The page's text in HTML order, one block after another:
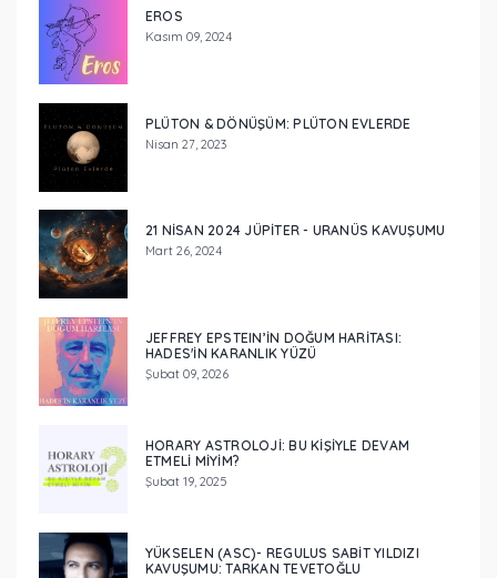
EROS
Kasım 09, 2024
PLÜTON & DÖNÜŞÜM: PLÜTON EVLERDE
Nisan 27, 2023
21 NISAN 2024 JÜPITER - URANÜS KAVUŞUMU
Mart 26, 2024
JEFFREY EPSTEIN’IN DOĞUM HARITASI:
HADES'IN KARANLIK YÜZÜ
Şubat 09, 2026
HORARY ASTROLOJI: BU KIŞIYLE DEVAM
ETMELI MIYIM?
Şubat 19, 2025
YÜKSELEN (ASC)- REGULUS SABİT YILDIZI
KAVUŞUMU: TARKAN TEVETOĞLU